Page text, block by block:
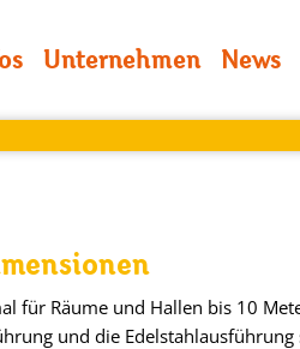
Unternehmen News
für Räume und Hallen bis 10
und die